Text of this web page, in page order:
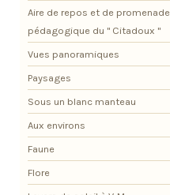
Aire de repos et de promenade
pédagogique du " Citadoux "
Vues panoramiques
Paysages
Sous un blanc manteau
Aux environs
Faune
Flore